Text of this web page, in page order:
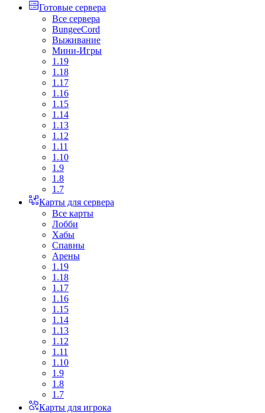
Готовые сервера
Все сервера
BungeeCord
Выживание
Мини-Игры
1.19
1.18
1.17
1.16
1.15
1.14
1.13
1.12
1.11
1.10
1.9
1.8
1.7
Карты для сервера
Все карты
Лобби
Хабы
Спавны
Арены
1.19
1.18
1.17
1.16
1.15
1.14
1.13
1.12
1.11
1.10
1.9
1.8
1.7
Карты для игрока